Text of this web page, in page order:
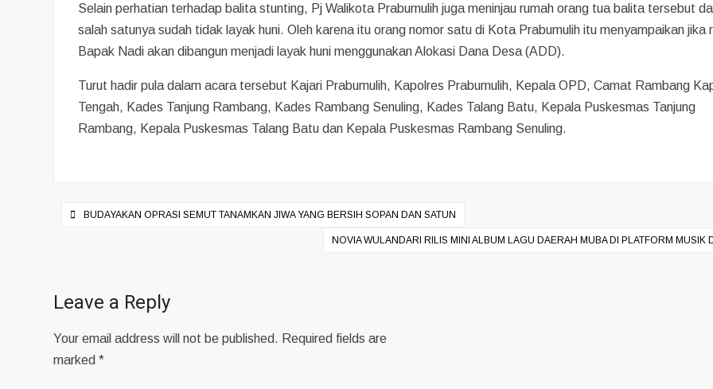
Selain perhatian terhadap balita stunting, Pj Walikota Prabumulih juga meninjau rumah orang tua balita tersebut
salah satunya sudah tidak layak huni. Oleh karena itu orang nomor satu di Kota Prabumulih itu menyampaikan jika
Bapak Nadi akan dibangun menjadi layak huni menggunakan Alokasi Dana Desa (ADD).
Turut hadir pula dalam acara tersebut Kajari Prabumulih, Kapolres Prabumulih, Kepala OPD, Camat Rambang
Tengah, Kades Tanjung Rambang, Kades Rambang Senuling, Kades Talang Batu, Kepala Puskesmas Tanjung
Rambang, Kepala Puskesmas Talang Batu dan Kepala Puskesmas Rambang Senuling.
Post
BUDAYAKAN OPRASI SEMUT TANAMKAN JIWA YANG BERSIH SOPAN DAN SATUN
NOVIA WULANDARI RILIS MINI ALBUM LAGU DAERAH MUBA DI PLATFORM MUSIK
Leave a Reply
Your email address will not be published. Required fields are
marked*